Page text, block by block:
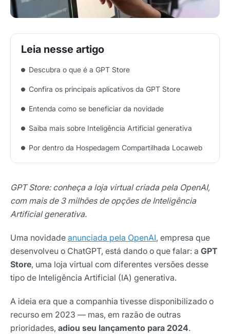
Descubra o que é a GPT Store
Confira os principais aplicativos da GPT Store
Entenda como se beneficiar da novidade
Saiba mais sobre Inteligência Artificial generativa
Por dentro da Hospedagem Compartilhada Locaweb
GPT Store: conheça a loja virtual criada pela OpenAI,
com mais de 3 milhões de opções de Inteligência
Artificial generativa.
Uma novidade anunciada pela OpenAI, empresa que
desenvolveu o ChatGPT, está dando o que falar: a GPT
Store, uma loja virtual com diferentes versões desse
tipo de Inteligência Artificial (IA) generativa.
A ideia era que a companhia tivesse disponibilizado o
recurso em 2023 — mas, em razão de outras
prioridades, adiou seu lançamento para 2024.